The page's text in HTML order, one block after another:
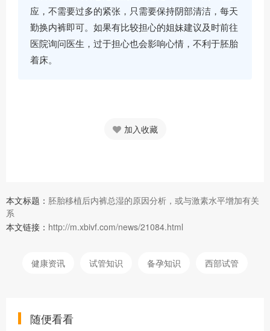
应，不需要过多的紧张，只需要保持阴部清洁，每天
勤换内裤即可。如果有比较担心的姐妹建议及时前往
医院询问医生，过于担心也会影响心情，不利于胚胎
着床。
加入收藏
本文标题： 胚胎移植后内裤总湿的原因分析，或与激素水平增加有关
系
本文链接： http://m.xbivf.com/news/21084.html
健康资讯 试管知识 备孕知识 西部试管
随便看看